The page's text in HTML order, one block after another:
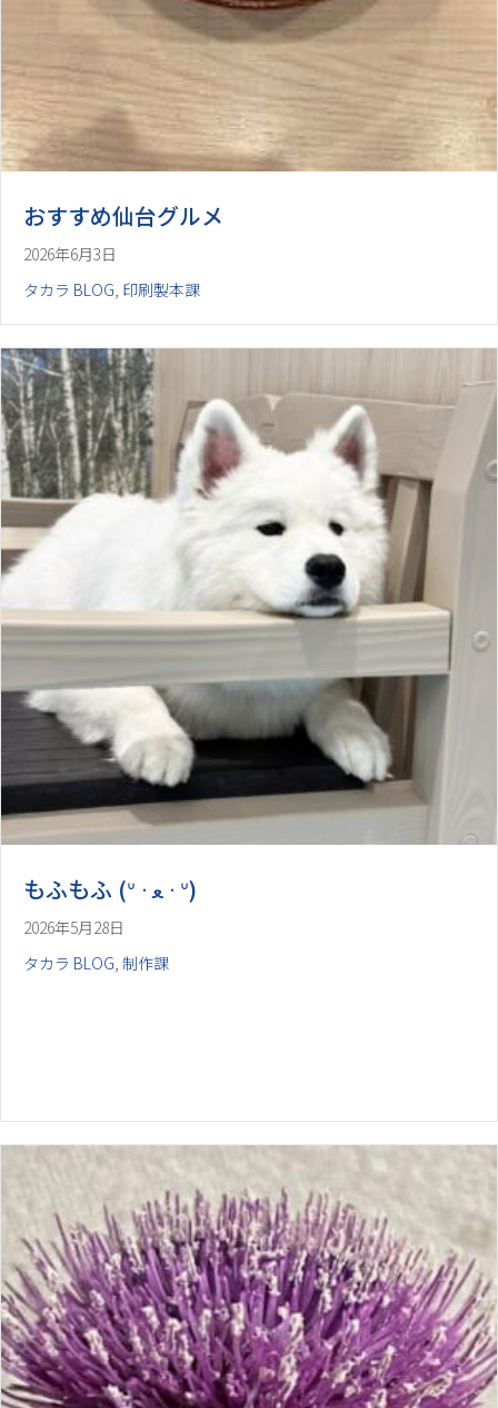
おすすめ仙台グルメ
2026年6月3日
タカラ BLOG 印刷製本課
2026年5月28日
タカラ BLOG 制作課